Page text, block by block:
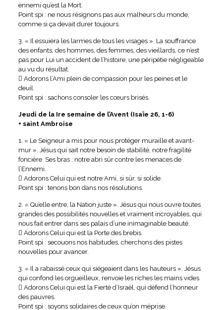
ennemi qu’est la Mort.
Point spi : ne nous résignons pas aux malheurs du monde,
comme si ça devait durer toujours.
3. « Il essuiera les larmes de tous les visages ». La souffrance
des enfants, des hommes, des femmes, des vieillards, ce n’est
pas pour Lui un accident de l’histoire, une péripétie négligeable
au vu du résultat.
 Adorons l’Ami plein de compassion pour les peines et le
deuil.
Point spi : sachons consoler les cœurs brisés.
Jeudi de la Ire semaine de l’Avent (Isaïe 26, 1-6)
+ saint Ambroise
1. « Le Seigneur a mis pour nous protéger muraille et avant-
mur ». Jésus qui sait notre besoin de stabilité, notre fragilité
foncière. Ses bras : notre abri sûr contre les menaces de
l’Ennemi.
 Adorons Celui qui est notre Ami, si sûr, si solide.
Point spi : tenons bon dans nos résolutions.
2. « Qu’elle entre, la Nation juste ». Jésus qui nous ouvre toutes
grandes des possibilités nouvelles et vraiment incroyables, qui
nous fait entrer dans ses palais d’une inimaginable beauté.
 Adorons Celui qui est la Porte des brebis.
Point spi : secouons nos habitudes, cherchons des pistes
nouvelles pour avancer.
3. « Il a rabaissé ceux qui siégeaient dans les hauteurs ». Jésus
qui confond les orgueilleux, renvoie les riches les mains vides.
 Adorons Celui qui est la Fierté d’Israël, qui défend l’honneur
des pauvres.
Point spi : soyons solidaires de ceux qu’on méprise.